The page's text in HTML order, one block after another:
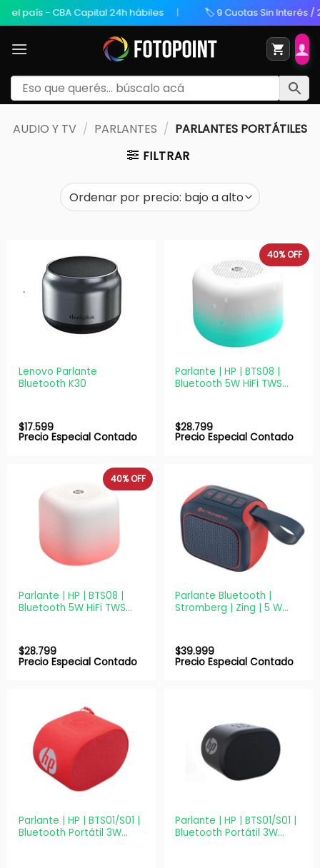
- CBA Capital 24h hábiles 🏷️ 9 Cuotas Sin Interés / 20%
AUDIO Y TV / PARLANTES / PARLANTES PORTÁTILES
FILTRAR
Lenovo Parlante
Bluetooth K30
$17.599
Precio Especial Contado
40%OFF
Parlante | HP | BTS08 |
Bluetooth 5W HiFi TWS
$28.799
Precio Especial Contado
40%OFF
Parlante | HP | BTS08 |
Bluetooth 5W HiFi TWS
$28.799
Precio Especial Contado
Parlante Bluetooth |
Stromberg | Zing | 5 W
$39.999
Precio Especial Contado
Parlante | HP | BTS01/S01 |
Bluetooth Portátil 3W
Parlante | HP | BTS01/S01 |
Bluetooth Portátil 3W